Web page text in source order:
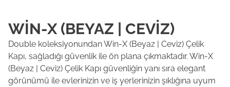
WIN-X (BEYAZ | CEVIZ)
Double koleksiyonundan Win-X (Beyaz | Ceviz) Çelik
Kapı, sağladığı güvenlik ile ön plana çıkmaktadır. Win-X
(Beyaz | Ceviz) Çelik Kapı güvenliğin yanı sıra elegant
görünümü ile evlerinizin ve iş yerlerinizin şıklığına uyum